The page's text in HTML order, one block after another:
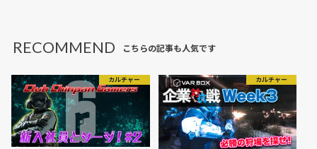
RECOMMEND こちらの記事も人気です
カルチャー カルチャー